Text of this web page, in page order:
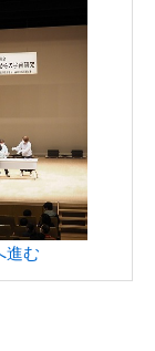
進む